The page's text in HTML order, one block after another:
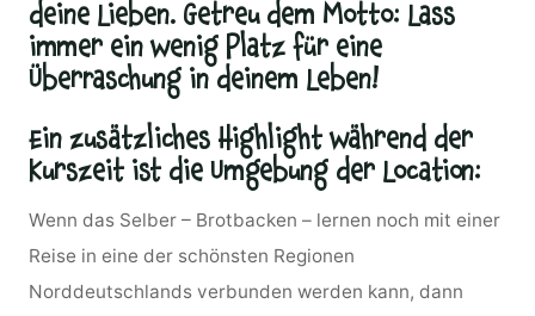
deine Lieben. Getreu dem Motto: Lass
immer ein wenig Platz für eine
Überraschung in deinem Leben!
Ein zusätzliches Highlight während der
Kurszeit ist die Umgebung der Location:
Wenn das Selber – Brotbacken – lernen noch mit einer
Reise in eine der schönsten Regionen
Norddeutschlands verbunden werden kann, dann